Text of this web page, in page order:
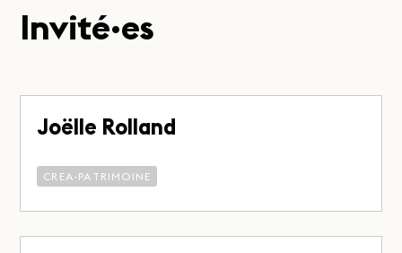
Invité·es
Joëlle Rolland
CREA-PATRIMOINE